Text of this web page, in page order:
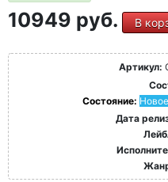
10949 руб. В
Артикул:
Состояние:
Дата